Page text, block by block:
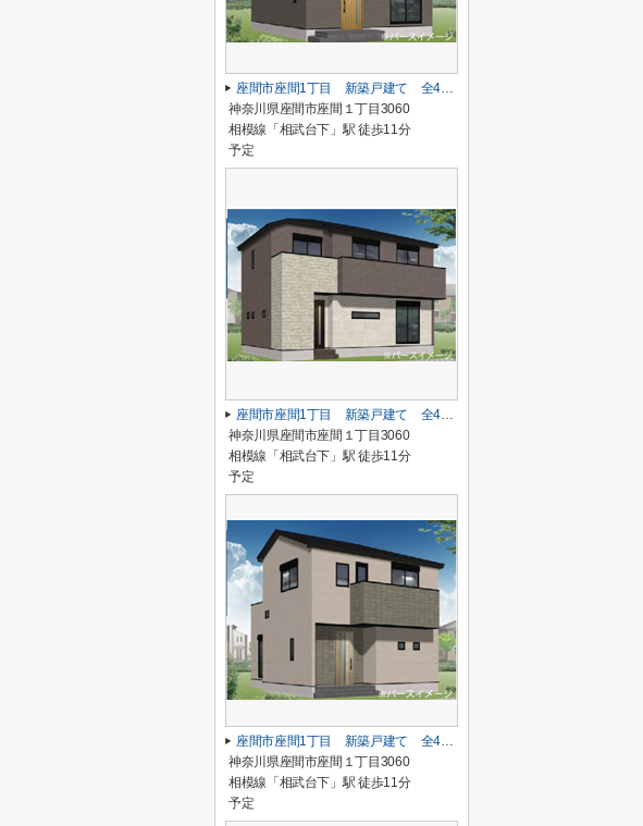
座間市座間1丁目 新築戸建て 全4棟 【仲介手数料無料】
神奈川県座間市座間１丁目3060
相模線「相武台下」駅 徒歩11分
予定
座間市座間1丁目 新築戸建て 全4棟 【仲介手数料無料】
神奈川県座間市座間１丁目3060
相模線「相武台下」駅 徒歩11分
予定
座間市座間1丁目 新築戸建て 全4棟 【仲介手数料無料】
神奈川県座間市座間１丁目3060
相模線「相武台下」駅 徒歩11分
予定